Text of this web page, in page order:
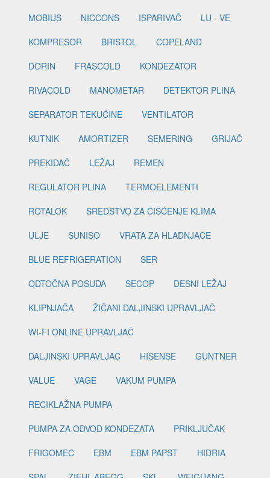
MOBIUS
NICCONS ISPARIVAČ
LU - VE
KOMPRESOR
BRISTOL
COPELAND
DORIN
FRASCOLD
KONDEZATOR
RIVACOLD
MANOMETAR
DETEKTOR PLINA
SEPARATOR TEKUĆINE
VENTILATOR
KUTNIK
AMORTIZER SEMERING
GRIJAČ
PREKIDAČ
LEŽAJ
REMEN
REGULATOR PLINA
TERMOELEMENTI
ROTALOK
SREDSTVO ZA ČIŠĆENJE KLIMA
ULJE
SUNISO
VRATA ZA HLADNJAČE
BLUE REFRIGERATION
SER
ODTOČNA POSUDA
SECOP
DESNI LEŽAJ
KLIPNJAČA
ŽIČANI DALJINSKI UPRAVLJAČ
WI-FI ONLINE UPRAVLJAČ
DALJINSKI UPRAVLJAČ
HISENSE
GUNTNER
VALUE
VAGE
VAKUM PUMPA
RECIKLAŽNA PUMPA
PUMPA ZA ODVOD KONDEZATA
PRIKLJUČAK
FRIGOMEC
EBM EBM PAPST
HIDRIA